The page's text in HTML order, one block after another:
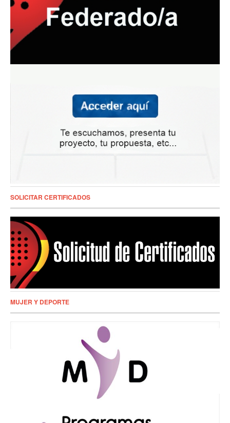
SOLICITAR CERTIFICADOS
MUJER Y DEPORTE